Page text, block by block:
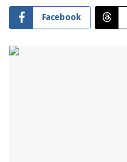
Facebook